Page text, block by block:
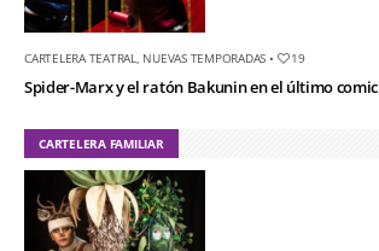
CARTELERA TEATRAL NUEVAS TEMPORADAS • 19
Spider-Marx y el ratón Bakunin en el último comic
CARTELERA FAMILIAR